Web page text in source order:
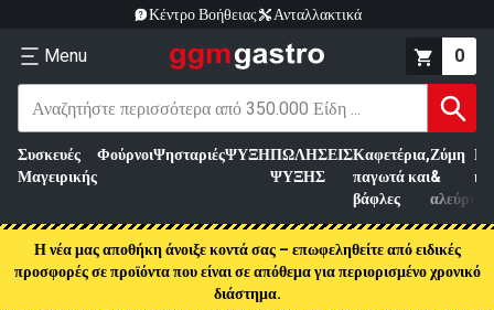
Κέντρο Βοήθειας Ανταλλακτικά
Menu 0
Συσκευές
Μαγειρικής
ΦούρνοιΨησταριέςΨΥΞΗΠΩΛΗΣΕΙΣ
ΨΥΞΗΣ
Καφετέρια,
παγωτά και
βάφλες
Ζύμη
&
αλεύρι
Η νέα μας αποθήκη άνοιξε κοντά σας – επωφεληθείτε από ειδικές
προσφορές σε προϊόντα που είναι σε απόθεμα για περιορισμένο χρονικό
διάστημα.